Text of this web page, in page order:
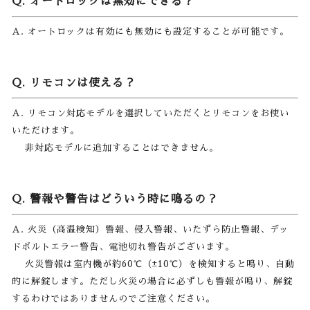
A. オートロックは有効にも無効にも設定することが可能です。
Q. リモコンは使える？
A. リモコン対応モデルを選択していただくとリモコンをお使い
いただけます。
非対応モデルに追加することはできません。
Q. 警報や警告はどういう時に鳴るの？
A. 火災（高温検知）警報、侵入警報、いたずら防止警報、デッ
ドボルトエラー警告、電池切れ警告がございます。
火災警報は室内機が約60℃（±10℃）を検知すると鳴り、自動
的に解錠します。ただし火災の場合に必ずしも警報が鳴り、解錠
するわけではありませんのでご注意ください。